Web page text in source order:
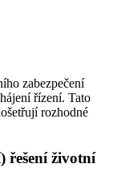
zabezpečení
řízení. Tato
rozhodné
řešení životní